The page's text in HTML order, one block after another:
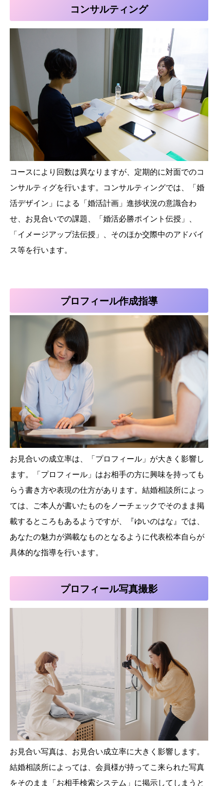
コンサルティング
コースにより回数は異なりますが、定期的に対面でのコ
ンサルティグを行います。コンサルティングでは、「婚
活デザイン」による「婚活計画」進捗状況の意識合わ
せ、お見合いでの課題、「婚活必勝ポイント伝授」、
「イメージアップ法伝授」、そのほか交際中のアドバイ
ス等を行います。
プロフィール作成指導
お見合いの成立率は、「プロフィール」が大きく影響し
ます。「プロフィール」はお相手の方に興味を持っても
らう書き方や表現の仕方があります。結婚相談所によっ
ては、ご本人が書いたものをノーチェックでそのまま掲
載するところもあるようですが、『ゆいのはな』では、
あなたの魅力が満載なものとなるように代表松本自らが
具体的な指導を行います。
プロフィール写真撮影
お見合い写真は、お見合い成立率に大きく影響します。
結婚相談所によっては、会員様が持ってこ来られた写真
をそのまま「お相手検索システム」に掲示してしまうと